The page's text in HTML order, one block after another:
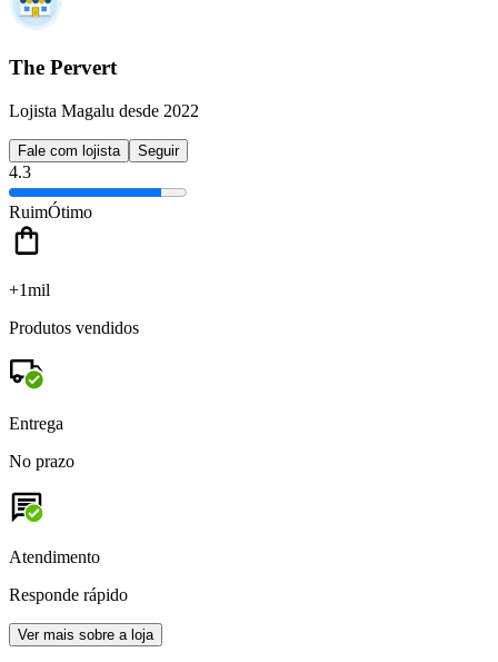
The Pervert
Lojista Magalu desde 2022
Fale com lojista Seguir
4.3
RuimÓtimo
+1mil
Produtos vendidos
Entrega
No prazo
Atendimento
Responde rápido
Ver mais sobre a loja